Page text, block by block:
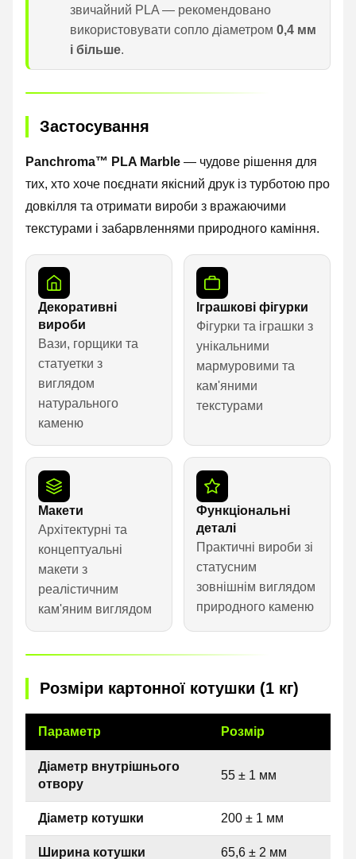
звичайний PLA — рекомендовано
використовувати сопло діаметром 0,4 мм
і більше.
Застосування
Panchroma™ PLA Marble — чудове рішення для
тих, хто хоче поєднати якісний друк із турботою про
довкілля та отримати вироби з вражаючими
текстурами і забарвленнями природного каміння.
Декоративні
вироби
Вази, горщики та
статуетки з
виглядом
натурального
каменю
Іграшкові фігурки
Фігурки та іграшки з
унікальними
мармуровими та
кам'яними
текстурами
Макети
Архітектурні та
концептуальні
макети з
реалістичним
кам'яним виглядом
Функціональні
деталі
Практичні вироби зі
статусним
зовнішнім виглядом
природного каменю
Розміри картонної котушки (1 кг)
Параметр Розмір
Діаметр внутрішнього
отвору
55 ± 1 мм
Діаметр котушки 200 ± 1 мм
Ширина котушки 65,6 ± 2 мм